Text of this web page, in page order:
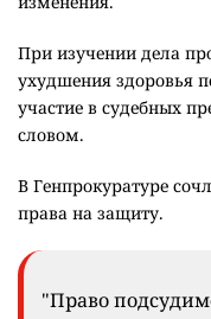
При изучении дела
ухудшения здоровья
участие в судебных
словом.
В Генпрокуратуре
права на защиту.
"Право